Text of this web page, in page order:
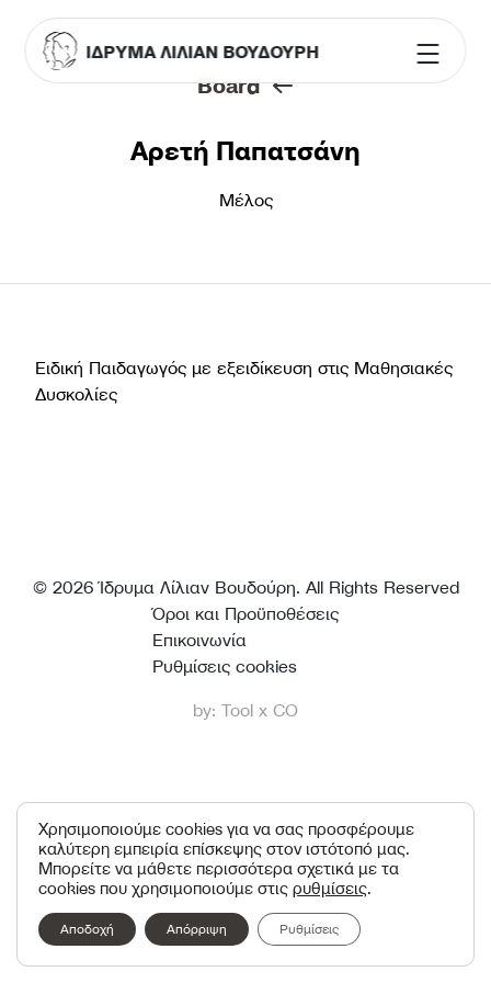
ΙΔΡΥΜΑ ΛΙΛΙΑΝ ΒΟΥΔΟΥΡΗ
Board
Αρετή Παπατσάνη
Μέλος
Ειδική Παιδαγωγός με εξειδίκευση στις Μαθησιακές
Δυσκολίες
© 2026 Ίδρυμα Λίλιαν Βουδούρη. All Rights Reserved
Όροι και Προϋποθέσεις
Επικοινωνία
Ρυθμίσεις cookies
by: Tool x CO
Χρησιμοποιούμε cookies για να σας προσφέρουμε
καλύτερη εμπειρία επίσκεψης στον ιστότοπό μας.
Μπορείτε να μάθετε περισσότερα σχετικά με τα
cookies που χρησιμοποιούμε στις ρυθμίσεις.
Αποδοχή Απόρριψη Ρυθμίσεις